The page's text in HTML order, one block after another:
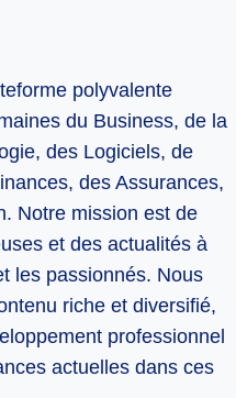
polyvalente
du Business, de la
des Logiciels, de
des Assurances,
Notre mission est de
et des actualités à
les passionnés. Nous
riche et diversifié,
professionnel
actuelles dans ces